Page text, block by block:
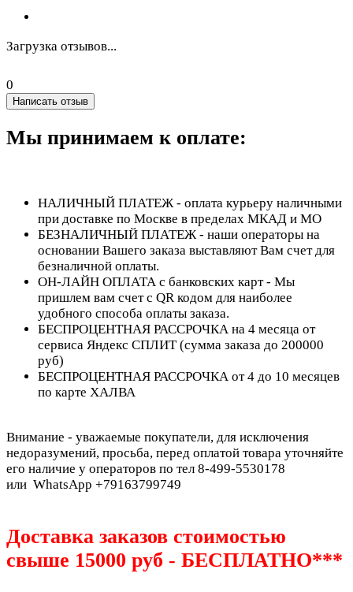
Загрузка отзывов...
0
Написать отзыв
Мы принимаем к оплате:
НАЛИЧНЫЙ ПЛАТЕЖ - оплата курьеру наличными
при доставке по Москве в пределах МКАД и МО
БЕЗНАЛИЧНЫЙ ПЛАТЕЖ - наши операторы на
основании Вашего заказа выставляют Вам счет для
безналичной оплаты.
ОН-ЛАЙН ОПЛАТА с банковских карт - Мы
пришлем вам счет с QR кодом для наиболее
удобного способа оплаты заказа.
БЕСПРОЦЕНТНАЯ РАССРОЧКА на 4 месяца от
сервиса Яндекс СПЛИТ (сумма заказа до 200000
руб)
БЕСПРОЦЕНТНАЯ РАССРОЧКА от 4 до 10 месяцев
по карте ХАЛВА
Внимание - уважаемые покупатели, для исключения
недоразумений, просьба, перед оплатой товара уточняйте
его наличие у операторов по тел 8-499-5530178
или WhatsApp +79163799749
Доставка заказов стоимостью
свыше 15000 руб - БЕСПЛАТНО***